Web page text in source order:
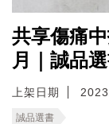
共享傷痛
月｜誠品
上架日期
誠品選書